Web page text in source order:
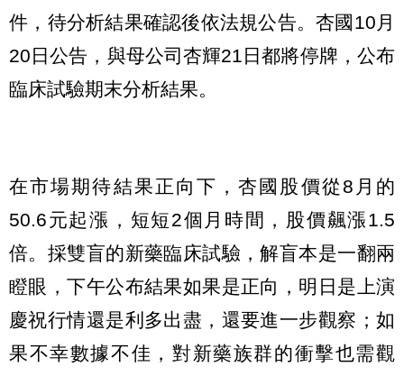
件，待分析結果確認後依法規公告。杏國10月
20日公告，與母公司杏輝21日都將停牌，公布
臨床試驗期末分析結果。
在市場期待結果正向下，杏國股價從8月的
50.6元起漲，短短2個月時間，股價飆漲1.5
倍。採雙盲的新藥臨床試驗，解盲本是一翻兩
瞪眼，下午公布結果如果是正向，明日是上演
慶祝行情還是利多出盡，還要進一步觀察；如
果不幸數據不佳，對新藥族群的衝擊也需觀